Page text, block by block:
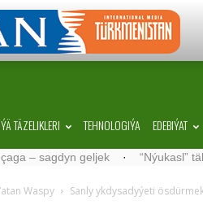
TÄZELIKLERI TEHNOLOGIÝA EDEBIÝAT
geljek · “Nýukasl” tälimçisini
Waspy San­ly yk­dy­sa­dy­ýe­ti